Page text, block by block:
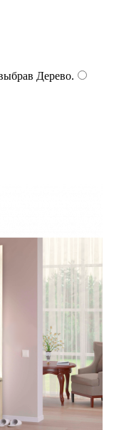
Дерево.